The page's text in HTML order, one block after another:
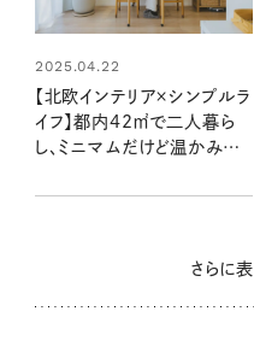
2025.04.22
【北欧インテリア×シンプルラ
イフ】都内42㎡で二人暮ら
し、ミニマムだけど温かみの
問：夕街さやさん宅前編）
さらに